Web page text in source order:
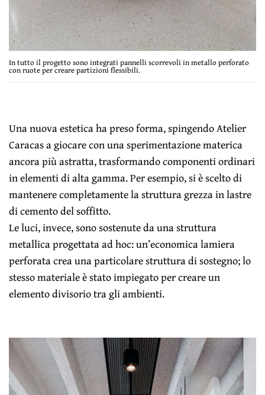
In tutto il progetto sono integrati pannelli scorrevoli in metallo perforato
con ruote per creare partizioni flessibili.
Una nuova estetica ha preso forma, spingendo Atelier
Caracas a giocare con una sperimentazione materica
ancora più astratta, trasformando componenti ordinari
in elementi di alta gamma. Per esempio, si è scelto di
mantenere completamente la struttura grezza in lastre
di cemento del soffitto.
Le luci, invece, sono sostenute da una struttura
metallica progettata ad hoc: un’economica lamiera
perforata crea una particolare struttura di sostegno; lo
stesso materiale è stato impiegato per creare un
elemento divisorio tra gli ambienti.